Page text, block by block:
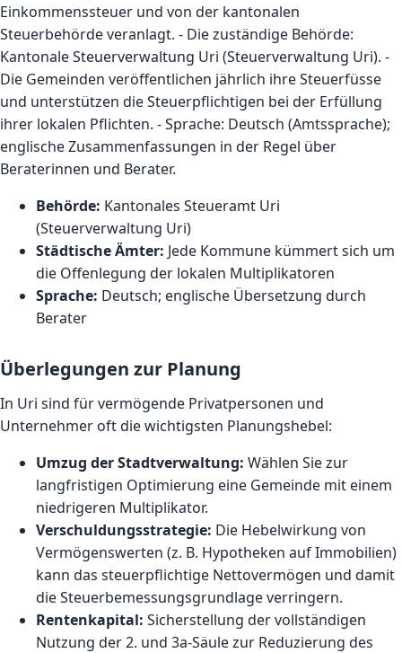
Einkommenssteuer und von der kantonalen
Steuerbehörde veranlagt. - Die zuständige Behörde:
Kantonale Steuerverwaltung Uri (Steuerverwaltung Uri). -
Die Gemeinden veröffentlichen jährlich ihre Steuerfüsse
und unterstützen die Steuerpflichtigen bei der Erfüllung
ihrer lokalen Pflichten. - Sprache: Deutsch (Amtssprache);
englische Zusammenfassungen in der Regel über
Beraterinnen und Berater.
Behörde: Kantonales Steueramt Uri
(Steuerverwaltung Uri)
Städtische Ämter: Jede Kommune kümmert sich um
die Offenlegung der lokalen Multiplikatoren
Sprache: Deutsch; englische Übersetzung durch
Berater
Überlegungen zur Planung
In Uri sind für vermögende Privatpersonen und
Unternehmer oft die wichtigsten Planungshebel:
Umzug der Stadtverwaltung: Wählen Sie zur
langfristigen Optimierung eine Gemeinde mit einem
niedrigeren Multiplikator.
Verschuldungsstrategie: Die Hebelwirkung von
Vermögenswerten (z. B. Hypotheken auf Immobilien)
kann das steuerpflichtige Nettovermögen und damit
die Steuerbemessungsgrundlage verringern.
Rentenkapital: Sicherstellung der vollständigen
Nutzung der 2. und 3a-Säule zur Reduzierung des